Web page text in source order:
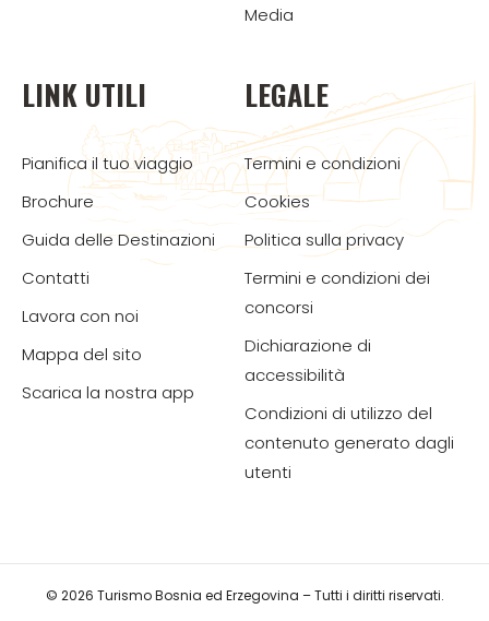
Media
LINK UTILI
Pianifica il tuo viaggio
Brochure
Guida delle Destinazioni
Contatti
Lavora con noi
Mappa del sito
Scarica la nostra app
LEGALE
Termini e condizioni
Cookies
Politica sulla privacy
Termini e condizioni dei
concorsi
Dichiarazione di
accessibilità
Condizioni di utilizzo del
contenuto generato dagli
utenti
© 2026 Turismo Bosnia ed Erzegovina – Tutti i diritti riservati.